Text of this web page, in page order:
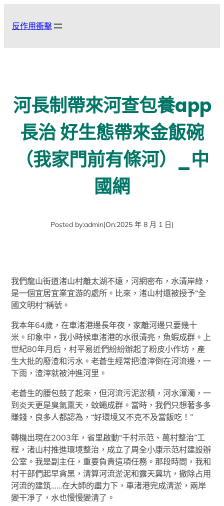
反作用衝擊
河長制帶來河查包養app
長治 好生態帶來金飯碗
（我家門前有條河）_中
國網
Posted by:admin|On:2025 年 8 月 1 日|
我們龍山街道渚山村離太湖不遠，河網密布，水清岸綠，
是一個宜居宜業宜游的處所。比來，渚山村還被授予“全
國文明村”稱號。
我本年64歲，在車渚港邊長年夜，家離河邊只要幾十
米。印象中，我小時候車渚港的水很清亮，魚蝦成群。上
世紀80年月后，村平易近們紛紛辦起了粉皮小作坊，產
生大批的廢渣和污水。老蒼生經常把渣滓倒在河流邊，一
下雨，渣滓就被沖進河里。
老蒼生的腰包鼓了起來，但河流污泥淤積，河水渾濁，一
到炎天更是臭氣熏天，蚊蠅成群。當時，我們只想著多多
賺錢，良多人都認為，“好環境又不克不及當飯吃！”
轉機出現在2003年，省里啟動“千村示范、萬村整治”工
程，渚山村推進環境整治，成立了周全小康示范村建設辦
公室。我是副主任，重要負責這項任務。那段時間，我和
村干部們起早貪黑，清算河流淤泥和露天糞坑，撤除占用
河流的建筑……在大師的盡力下，車渚港完成清淤，兩岸
變干凈了，水也慢慢變清了。